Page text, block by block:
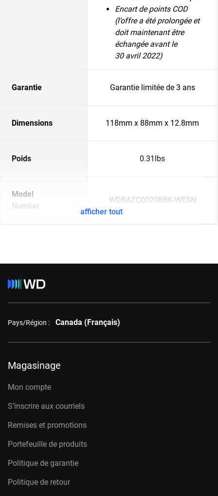
Encart de points COD
(l’offre a été prolongée et
doit maintenant être
échangée avant le
30 avril 2022)
Garantie Garantie limitée de 3 ans
Dimensions 118mm x 88mm x 12.8mm
Poids 0.31lbs
Model
Number
WDBAZC0020BBK-WESN
afficher tout
Pays/Région : Canada (Français)
Magasinage
Mon compte
S’inscrire aux courriels
Remises et promotions
Portefeuille de produits
Politique de garantie
Politique de retour